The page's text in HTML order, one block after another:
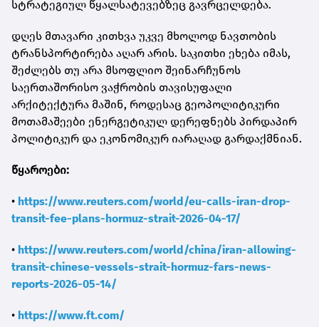
სტრატეგიულ წყალსატევებზეც გავრცელდება.
დღეს მთავარი კითხვა უკვე მხოლოდ ნავთობის
ტრანსპორტირება აღარ არის. საკითხი ეხება იმას,
შეძლებს თუ არა მსოფლიო შეინარჩუნოს
საერთაშორისო ვაჭრობის თავისუფალი
არქიტექტურა მაშინ, როდესაც გეოპოლიტიკური
მოთამაშეები ენერგეტიკულ დერეფნებს პირდაპირ
პოლიტიკურ და ეკონომიკურ იარაღად გარდაქმნიან.
წყაროები:
• https://www.reuters.com/world/eu-calls-iran-drop-
transit-fee-plans-hormuz-strait-2026-04-17/
• https://www.reuters.com/world/china/iran-allowing-
transit-chinese-vessels-strait-hormuz-fars-news-
reports-2026-05-14/
• https://www.ft.com/